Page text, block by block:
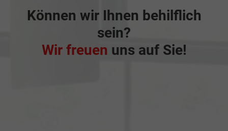
Können wir Ihnen behilflich
sein?
Wir freuen uns auf Sie!